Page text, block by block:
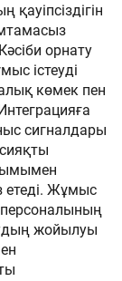
орнату
істеуді
көмек пен
сигналдары
етеді. Жұмыс
персоналының
жойылуы